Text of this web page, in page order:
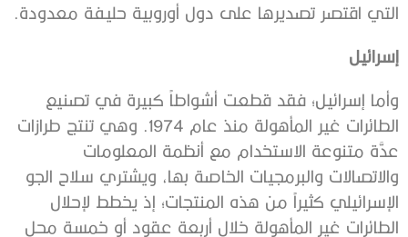
التي اقتصر تصديرها على دول أوروبية حليفة معدودة.
إسرائيل
وأما إسرائيل؛ فقد قطعت أشواطاً كبيرة في تصنيع
الطائرات غير المأهولة منذ عام 1974. وهي تنتج طرازات
عدَّة متنوعة الاستخدام مع أنظمة المعلومات
والاتصالات والبرمجيات الخاصة بها، ويشتري سلاح الجو
الإسرائيلي كثيراً من هذه المنتجات؛ إذ يخطط لإحلال
الطائرات غير المأهولة خلال أربعة عقود أو خمسة محل